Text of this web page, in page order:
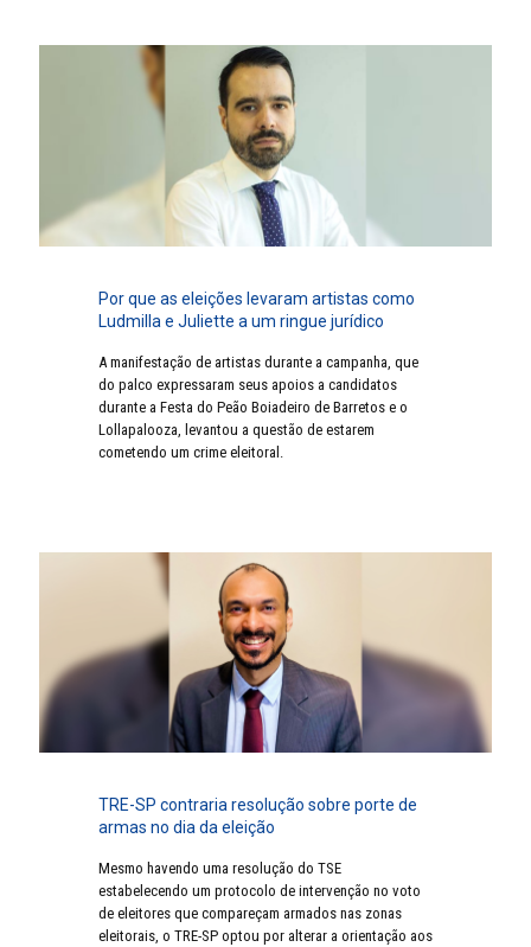
Por que as eleições levaram artistas como
Ludmilla e Juliette a um ringue jurídico
A manifestação de artistas durante a campanha, que
do palco expressaram seus apoios a candidatos
durante a Festa do Peão Boiadeiro de Barretos e o
Lollapalooza, levantou a questão de estarem
cometendo um crime eleitoral.
TRE-SP contraria resolução sobre porte de
armas no dia da eleição
Mesmo havendo uma resolução do TSE
estabelecendo um protocolo de intervenção no voto
de eleitores que compareçam armados nas zonas
eleitorais, o TRE-SP optou por alterar a orientação aos